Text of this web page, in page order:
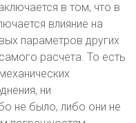
в том, что в
влияние на
параметров других
расчета. То есть
ни
не было, либо они не